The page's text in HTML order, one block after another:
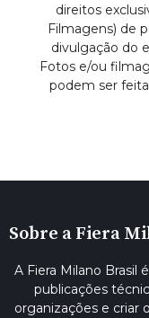
direitos
Filmagens) de
divulgação do
Fotos e/ou
podem ser
Sobre a Fiera
A Fiera Milano Brasil
publicações
organizações e criar